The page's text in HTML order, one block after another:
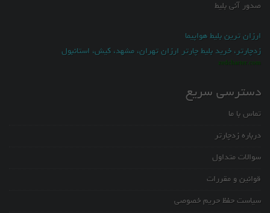
صدور آنی بلیط
ارزان ترین بلیط هواپیما
زدچارتر، خرید بلیط چارتر ارزان تهران، مشهد، کیش، استانبول
zedcharter.com
دسترسی سریع
تماس با ما
درباره زدچارتر
سوالات متداول
قوانین و مقررات
سیاست حفظ حریم خصوصی